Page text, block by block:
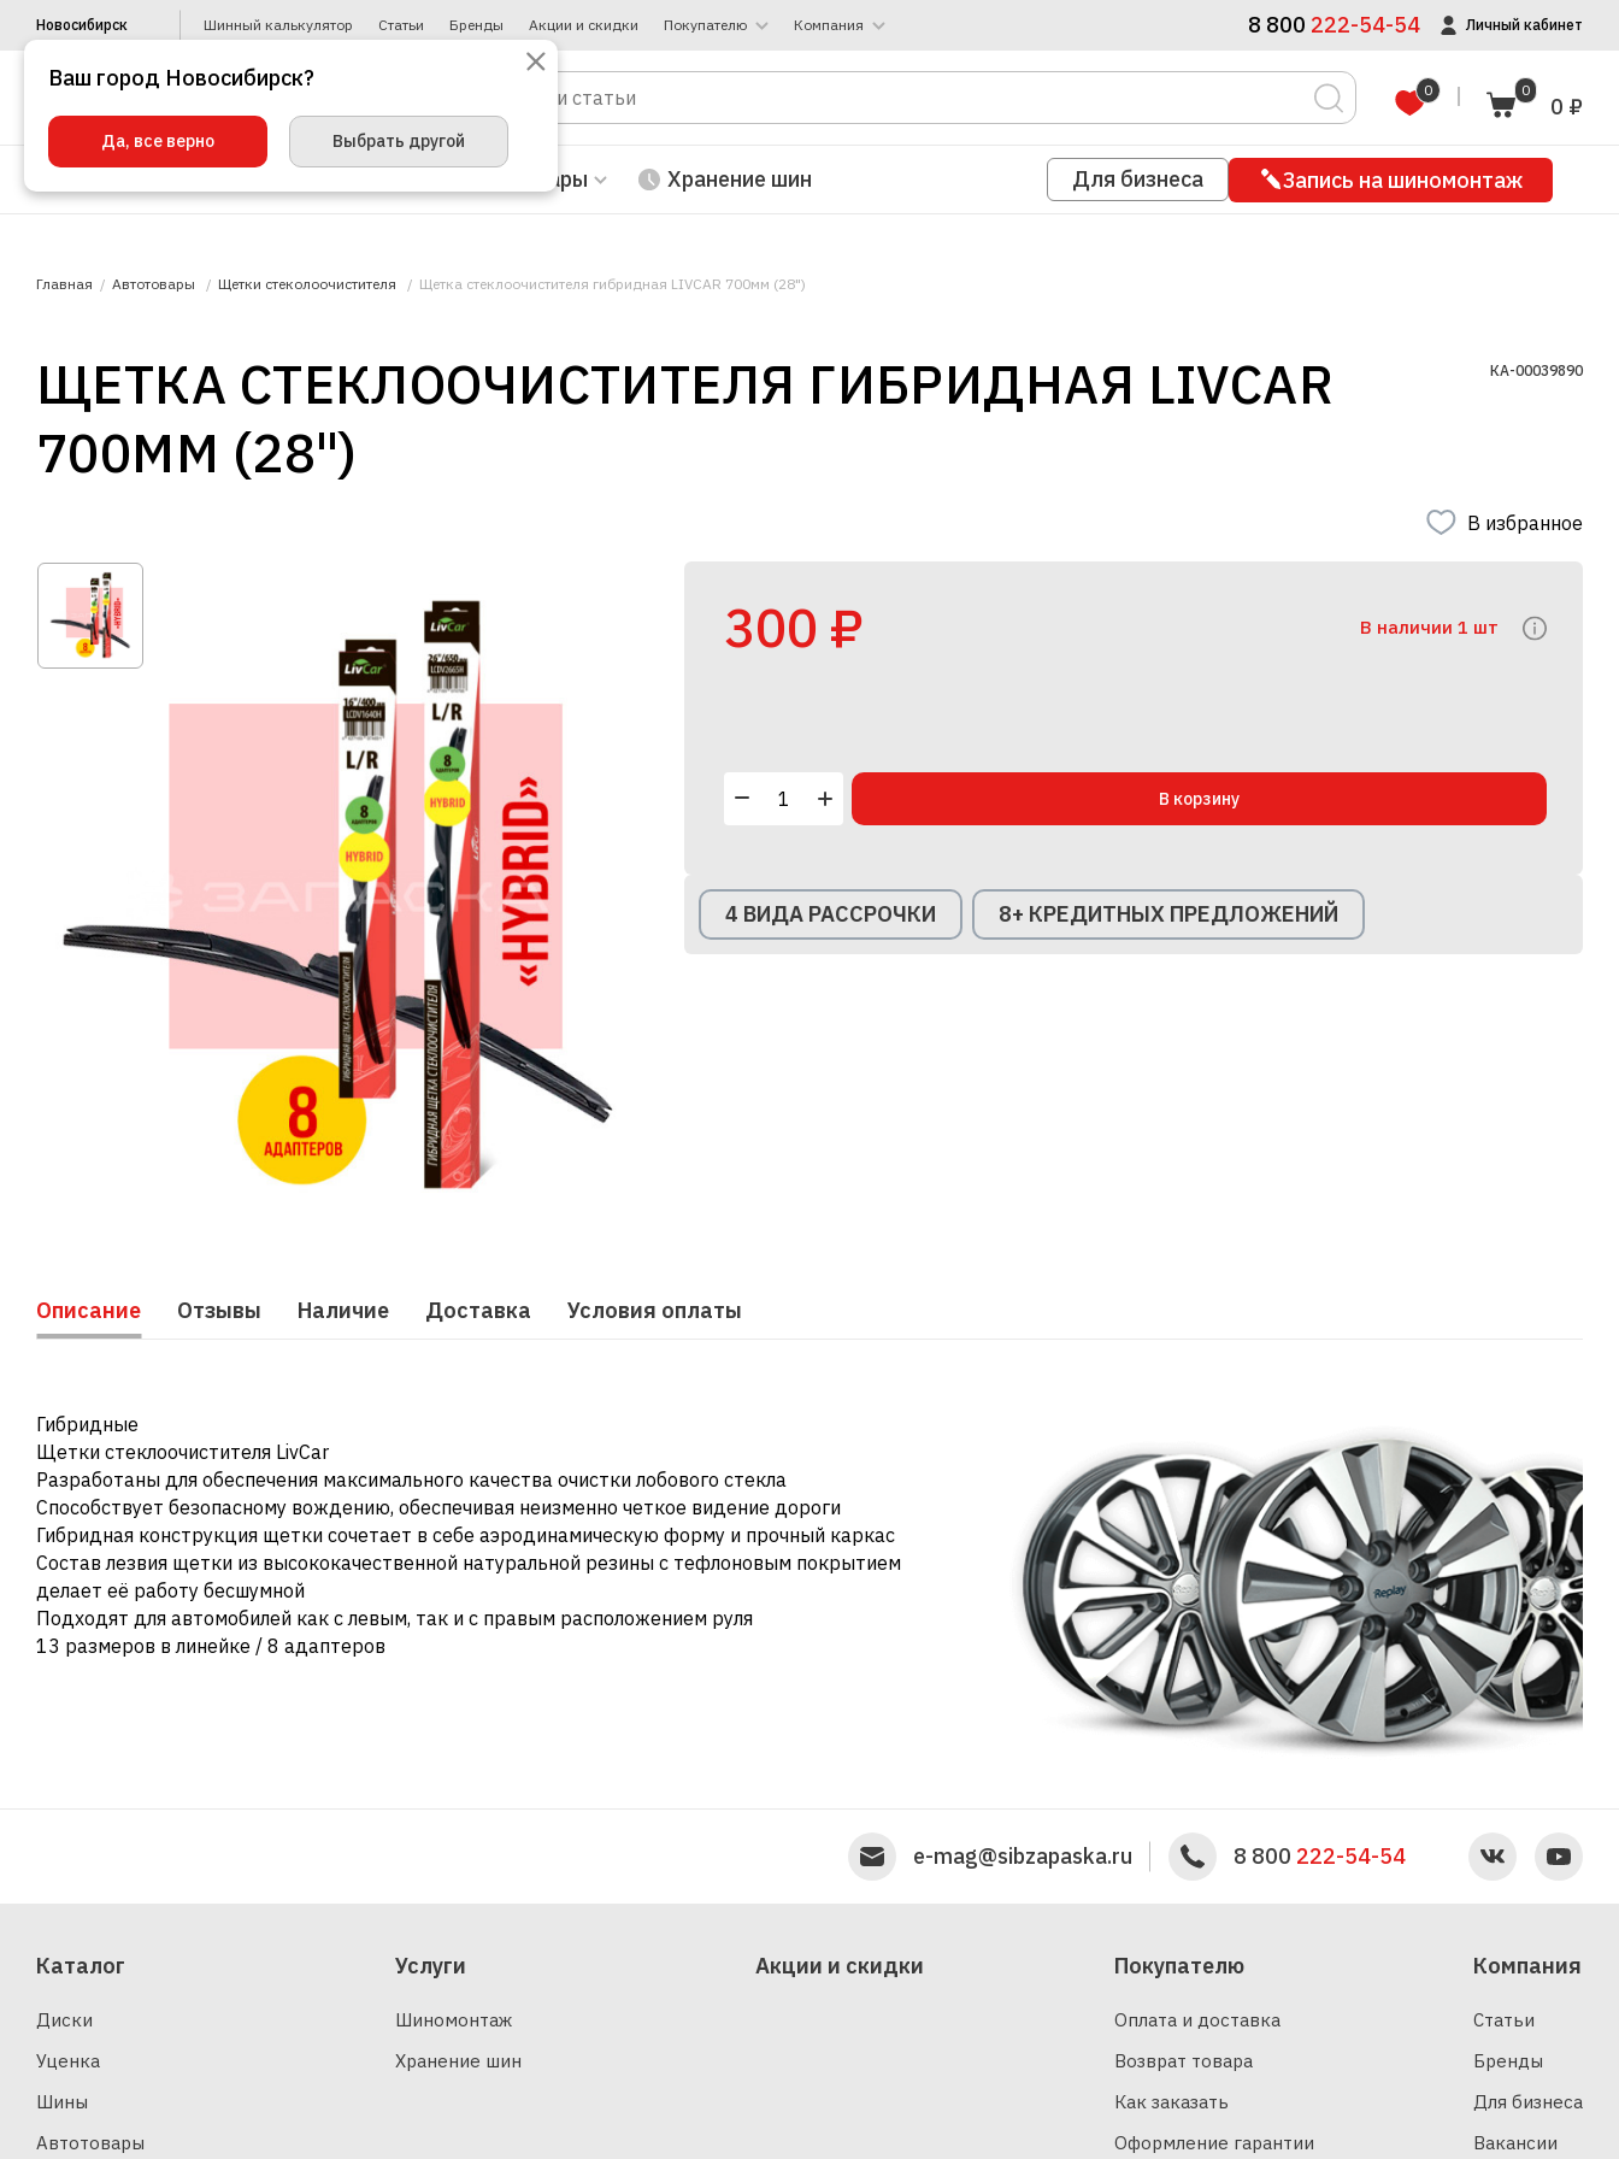
Новосибирск Шинный калькулятор Статьи Бренды Акции и скидки Покупателю Компания 8 800 222-54-54 Личный кабинет
0 0
0 ₽
Автотовары Хранение шин Для бизнеса Запись на шиномонтаж
Главная Автотовары Щетки стеколоочистителя Щетка стеклоочистителя гибридная LIVCAR 700мм (28")
ЩЕТКА СТЕКЛООЧИСТИТЕЛЯ ГИБРИДНАЯ LIVCAR
700ММ (28")
КА-00039890
В избранное
300 ₽ В наличии 1 шт
В корзину
4 ВИДА РАССРОЧКИ 8+ КРЕДИТНЫХ ПРЕДЛОЖЕНИЙ
Описание Отзывы Наличие Доставка Условия оплаты
Гибридные
Щетки стеклоочистителя LivCar
Разработаны для обеспечения максимального качества очистки лобового стекла
Способствует безопасному вождению, обеспечивая неизменно четкое видение дороги
Гибридная конструкция щетки сочетает в себе аэродинамическую форму и прочный каркас
Состав лезвия щетки из высококачественной натуральной резины с тефлоновым покрытием
делает её работу бесшумной
Подходят для автомобилей как с левым, так и с правым расположением руля
13 размеров в линейке / 8 адаптеров
e-mag@sibzapaska.ru 8 800 222-54-54
Каталог
Диски
Уценка
Шины
Автотовары
Услуги
Шиномонтаж
Хранение шин
Акции и скидки Покупателю
Оплата и доставка
Возврат товара
Как заказать
Оформление гарантии
Компания
Статьи
Бренды
Для бизнеса
Вакансии
Ваш город Новосибирск?
Да, все верно Выбрать другой